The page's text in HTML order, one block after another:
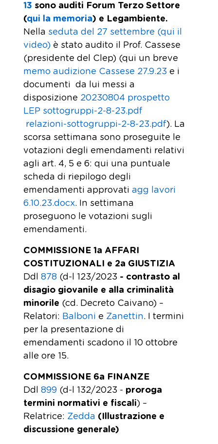
13 sono auditi Forum Terzo Settore
(qui la memoria) e Legambiente.
Nella seduta del 27 settembre (qui il
video) è stato audito il Prof. Cassese
(presidente del Clep) (qui un breve
memo audizione Cassese 27.9.23 e i
documenti da lui messi a
disposizione 20230804 prospetto
LEP sottogruppi-2-8-23.pdf
relazioni-sottogruppi-2-8-23.pdf). La
scorsa settimana sono proseguite le
votazioni degli emendamenti relativi
agli art. 4, 5 e 6: qui una puntuale
scheda di riepilogo degli
emendamenti approvati agg lavori
6.10.23.docx. In settimana
proseguono le votazioni sugli
emendamenti.
COMMISSIONE 1a AFFARI
COSTITUZIONALI e 2a GIUSTIZIA
Ddl 878 (d-l 123/2023 - contrasto al
disagio giovanile e alla criminalità
minorile (cd. Decreto Caivano) –
Relatori: Balboni e Zanettin. I termini
per la presentazione di
emendamenti scadono il 10 ottobre
alle ore 15.
COMMISSIONE 6a FINANZE
Ddl 899 (d-l 132/2023 - proroga
termini normativi e fiscali) –
Relatrice: Zedda (Illustrazione e
discussione generale)